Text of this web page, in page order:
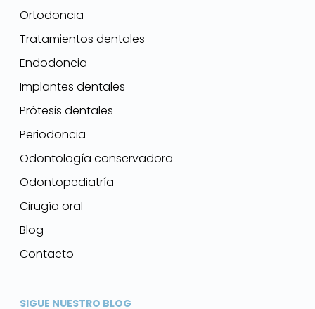
Ortodoncia
Tratamientos dentales
Endodoncia
Implantes dentales
Prótesis dentales
Periodoncia
Odontología conservadora
Odontopediatría
Cirugía oral
Blog
Contacto
SIGUE NUESTRO BLOG